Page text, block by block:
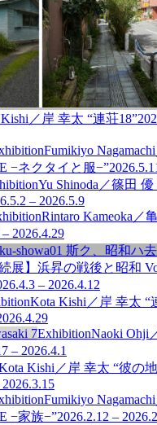
／岸 幸太 “連荘18”
Fumikiyo
−ネクタイと服−”
Yu Shinoda／篠田 優
– 2026.5.9
Rintaro Kameoka／
2026.4.29
続展】浜昇の戦後と昭和
– 2026.4.12
Kota Kishi／岸 幸太 “
ExhibitionNaoki Ohji
– 2026.4.1
Kishi／岸 幸太 “彼の
Fumikiyo
−家族−”2026.2.12 –